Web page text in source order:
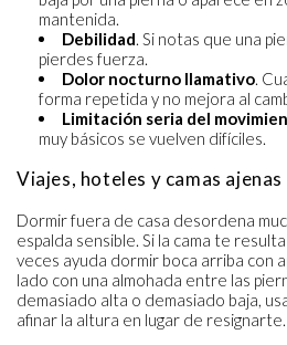
mantenida.
Debilidad. Si notas que una
pierdes fuerza.
Dolor nocturno llamativo.
forma repetida y no mejora al
Limitación seria del
muy básicos se vuelven difíciles.
Viajes, hoteles y camas ajenas
Dormir fuera de casa desordena
espalda sensible. Si la cama te
veces ayuda dormir boca arriba con
lado con una almohada entre las
demasiado alta o demasiado baja,
afinar la altura en lugar de resignarte.